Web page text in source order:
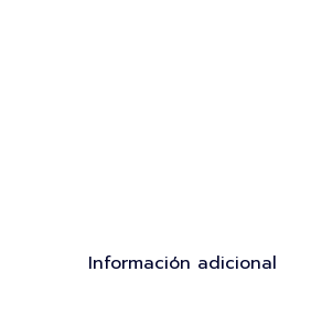
Información adicional